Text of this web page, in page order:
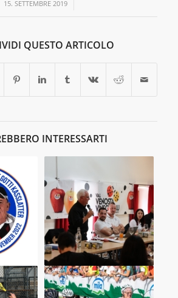
15. SETTEMBRE 2019
/
QUESTO ARTICOLO
INTERESSARTI